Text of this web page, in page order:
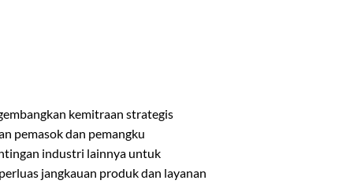
kemitraan strategis
pemasok dan pemangku
industri lainnya untuk
jangkauan produk dan layanan